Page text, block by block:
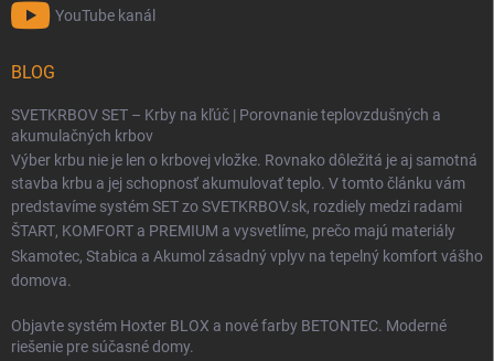
YouTube kanál
BLOG
SVETKRBOV SET – Krby na kľúč | Porovnanie teplovzdušných a
akumulačných krbov
Výber krbu nie je len o krbovej vložke. Rovnako dôležitá je aj samotná
stavba krbu a jej schopnosť akumulovať teplo. V tomto článku vám
predstavíme systém SET zo SVETKRBOV.sk, rozdiely medzi radami
ŠTART, KOMFORT a PREMIUM a vysvetlíme, prečo majú materiály
Skamotec, Stabica a Akumol zásadný vplyv na tepelný komfort vášho
domova.
Objavte systém Hoxter BLOX a nové farby BETONTEC. Moderné
riešenie pre súčasné domy.